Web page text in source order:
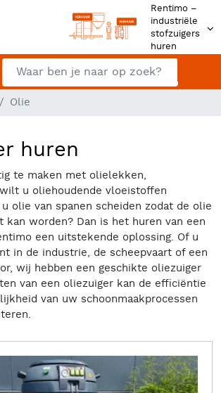
Rentimo –
industriële
stofzuigers
huren
Zoeken
Olie
huren
te maken met olielekken,
u oliehoudende vloeistoffen
olie van spanen scheiden zodat de olie
kan worden? Dan is het huren van een
een uitstekende oplossing. Of u
in de industrie, de scheepvaart of een
wij hebben een geschikte oliezuiger
van een oliezuiger kan de efficiëntie
van uw schoonmaakprocessen